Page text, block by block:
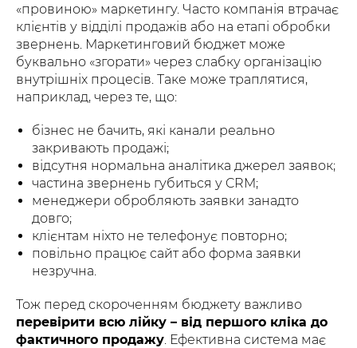
«провиною» маркетингу. Часто компанія втрачає
клієнтів у відділі продажів або на етапі обробки
звернень. Маркетинговий бюджет може
буквально «згорати» через слабку організацію
внутрішніх процесів. Таке може траплятися,
наприклад, через те, що:
бізнес не бачить, які канали реально
закривають продажі;
відсутня нормальна аналітика джерел заявок;
частина звернень губиться у CRM;
менеджери обробляють заявки занадто
довго;
клієнтам ніхто не телефонує повторно;
повільно працює сайт або форма заявки
незручна.
Тож перед скороченням бюджету важливо
перевірити всю лійку – від першого кліка до
фактичного продажу . Ефективна система має